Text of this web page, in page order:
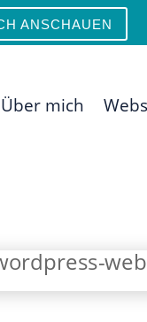
ANSCHAUEN
Über mich